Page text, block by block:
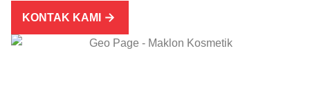
KONTAK KAMI